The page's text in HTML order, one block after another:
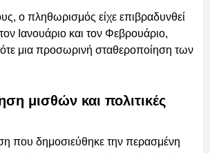
ο πληθωρισμός είχε επιβραδυνθεί
Ιανουάριο και τον Φεβρουάριο,
μια προσωρινή σταθεροποίηση των
μισθών και πολιτικές
που δημοσιεύθηκε την περασμένη